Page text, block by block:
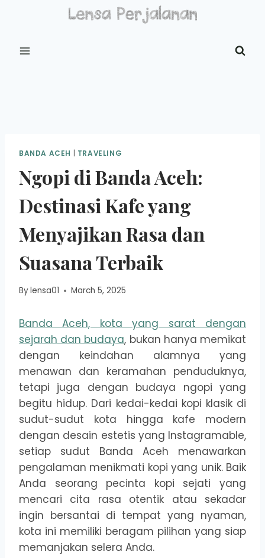
BANDA ACEH | TRAVELING
Ngopi di Banda Aceh:
Destinasi Kafe yang
Menyajikan Rasa dan
Suasana Terbaik
Bylensa01 March 5, 2025
Banda Aceh, kota yang sarat dengan
sejarah dan budaya, bukan hanya memikat
dengan keindahan alamnya yang
menawan dan keramahan penduduknya,
tetapi juga dengan budaya ngopi yang
begitu hidup. Dari kedai-kedai kopi klasik di
sudut-sudut kota hingga kafe modern
dengan desain estetis yang Instagramable,
setiap sudut Banda Aceh menawarkan
pengalaman menikmati kopi yang unik. Baik
Anda seorang pecinta kopi sejati yang
mencari cita rasa otentik atau sekadar
ingin bersantai di tempat yang nyaman,
kota ini memiliki beragam pilihan yang siap
memanjakan selera Anda.